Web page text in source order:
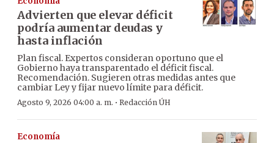
Advierten que elevar déficit
podría aumentar deudas y
hasta inflación
Plan fiscal. Expertos consideran oportuno que el
Gobierno haya transparentado el déficit fiscal.
Recomendación. Sugieren otras medidas antes que
cambiar Ley y fijar nuevo límite para déficit.
Agosto 9, 2026 04:00 a. m. · Redacción ÚH
Economía